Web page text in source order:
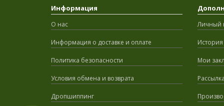
Информация
О нас
Информация о доставке и оплате
Политика безопасности
Условия обмена и возврата
Дропшиппинг
Личный
История
Мои